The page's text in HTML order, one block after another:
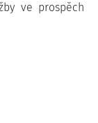
ve prospěch